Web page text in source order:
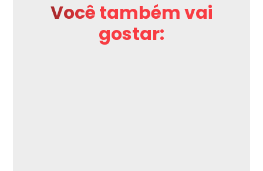
Você também vai
gostar: